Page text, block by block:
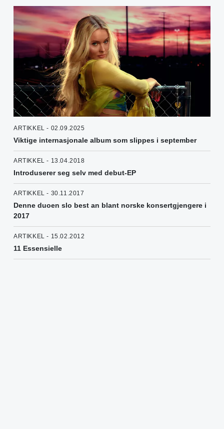
ARTIKKEL - 02.09.2025
Viktige internasjonale album som slippes i september
ARTIKKEL - 13.04.2018
Introduserer seg selv med debut-EP
ARTIKKEL - 30.11.2017
Denne duoen slo best an blant norske konsertgjengere i
2017
ARTIKKEL - 15.02.2012
11 Essensielle